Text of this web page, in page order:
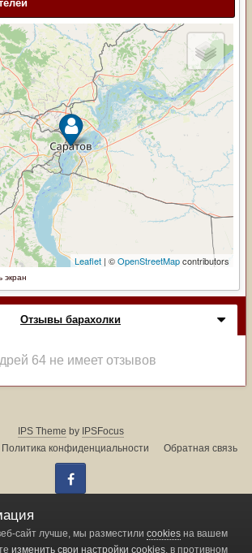
экран
Отзывы барахолки
64 не имеет отзывов
IPS Theme by IPSFocus
Политика конфиденциальности Обратная связь
форума:
Powered by Invision Community
сайт лучше, мы разместили cookies на вашем
изменить свои настройки cookies, в противном